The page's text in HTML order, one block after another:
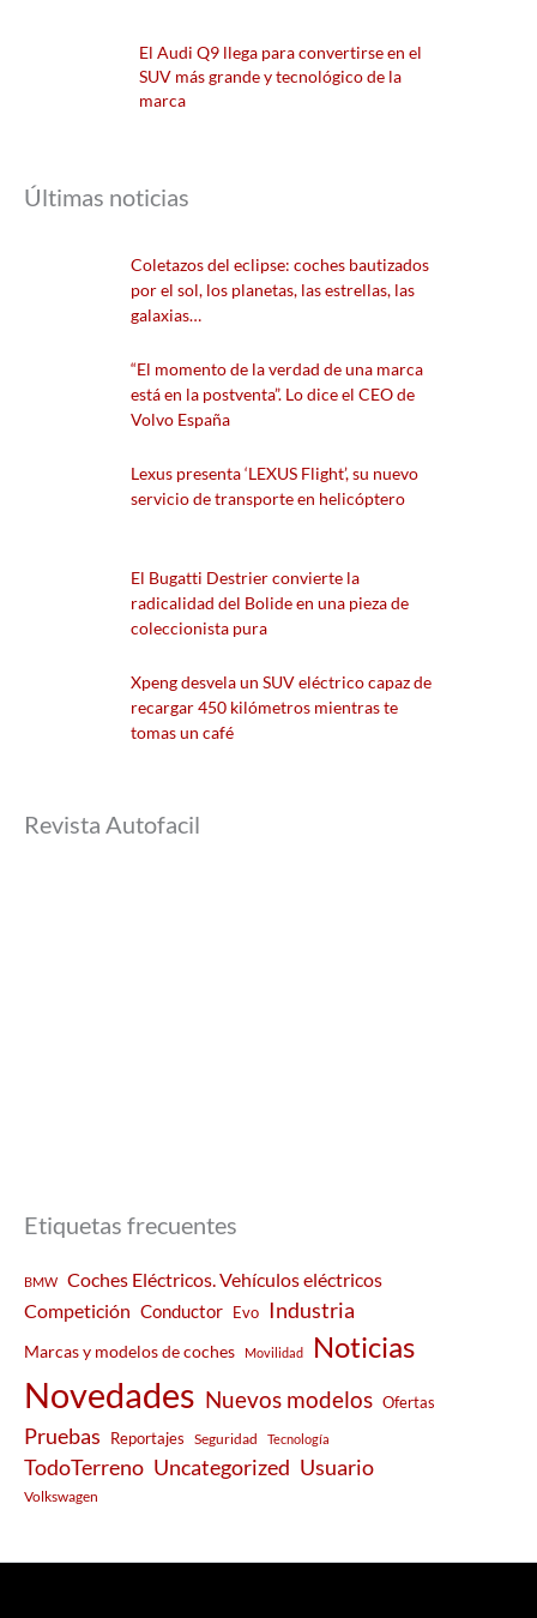
El Audi Q9 llega para convertirse en el
SUV más grande y tecnológico de la
marca
Últimas noticias
Coletazos del eclipse: coches bautizados
por el sol, los planetas, las estrellas, las
galaxias…
“El momento de la verdad de una marca
está en la postventa”. Lo dice el CEO de
Volvo España
Lexus presenta ‘LEXUS Flight’, su nuevo
servicio de transporte en helicóptero
El Bugatti Destrier convierte la
radicalidad del Bolide en una pieza de
coleccionista pura
Xpeng desvela un SUV eléctrico capaz de
recargar 450 kilómetros mientras te
tomas un café
Revista Autofacil
Etiquetas frecuentes
BMW
Coches Eléctricos. Vehículos eléctricos
Competición Conductor Evo Industria
Marcas y modelos de coches Movilidad Noticias
Novedades Nuevos modelos Ofertas
Pruebas Reportajes Seguridad Tecnología
TodoTerreno Uncategorized Usuario
Volkswagen